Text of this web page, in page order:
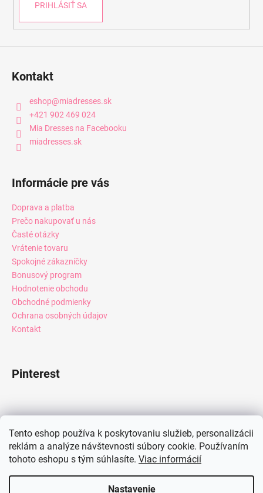
Tento eshop používa k poskytovaniu služieb, personalizácii
reklám a analýze návštevnosti súbory cookie. Používaním
tohoto eshopu s tým súhlasíte. Viac informácií
Nastavenie
PRIHLÁSIŤ SA
Kontakt
eshop@miadresses.sk
+421 902 469 024
Mia Dresses na Facebooku
miadresses.sk
Informácie pre vás
Doprava a platba
Prečo nakupovať u nás
Časté otázky
Vrátenie tovaru
Spokojné zákazníčky
Bonusový program
Hodnotenie obchodu
Obchodné podmienky
Ochrana osobných údajov
Kontakt
Pinterest
Instagram